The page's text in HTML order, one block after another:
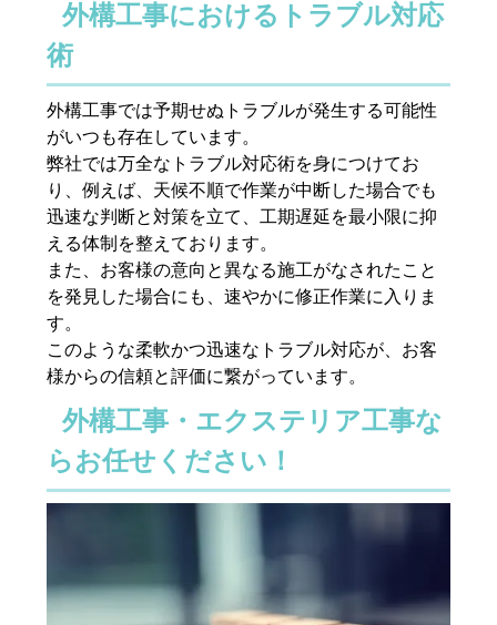
外構工事におけるトラブル対応
術
外構工事では予期せぬトラブルが発生する可能性
がいつも存在しています。
弊社では万全なトラブル対応術を身につけてお
り、例えば、天候不順で作業が中断した場合でも
迅速な判断と対策を立て、工期遅延を最小限に抑
える体制を整えております。
また、お客様の意向と異なる施工がなされたこと
を発見した場合にも、速やかに修正作業に入りま
す。
このような柔軟かつ迅速なトラブル対応が、お客
様からの信頼と評価に繋がっています。
外構工事・エクステリア工事な
らお任せください！